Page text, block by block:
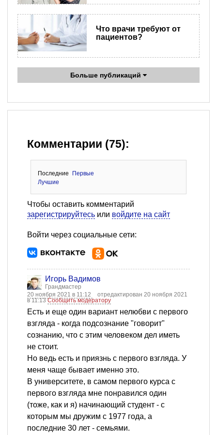
Что врачи требуют от
пациентов?
Больше публикаций
Комментарии (75):
Последние
Первые
Лучшие
Чтобы оставить комментарий
зарегистрируйтесь или войдите на сайт
Войти через социальные сети:
Игорь Вадимов
Грандмастер
20 ноября 2021 в 11:12
отредактирован 20 ноября 2021
в 11:13Сообщить модератору
Есть и еще один вариант нелюбви с первого
взгляда - когда подсознание "говорит"
сознанию, что с этим человеком дел иметь
не стоит.
Но ведь есть и приязнь с первого взгляда. У
меня чаще бывает именно это.
В университете, в самом первого курса с
первого взгляда мне понравился один
(тоже, как и я) начинающий студент - с
которым мы дружим с 1977 года, а
последние 30 лет - семьями.